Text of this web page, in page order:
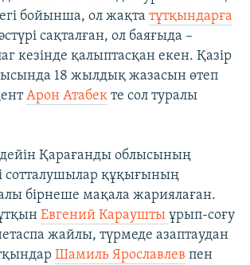
бойынша, ол жақта тұтқындарға
сақталған, ол баяғыда –
кезінде қалыптасқан екен. Қазір
18 жылдық жазасын өтеп
Арон Атабек те сол туралы
Қарағанды облысының
сотталушылар құқығының
бірнеше мақала жариялаған.
Евгений Караушты ұрып-соғу
жайлы, түрмеде азаптаудан
Шамиль Ярославлев пен